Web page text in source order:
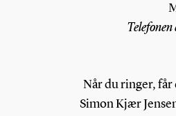
Når du ringer, får
Simon Kjær